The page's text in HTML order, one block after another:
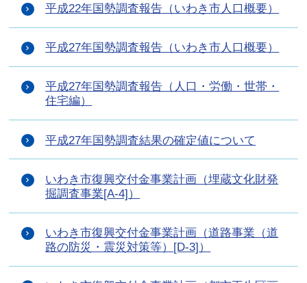
平成22年国勢調査報告（いわき市人口概要）
平成27年国勢調査報告（いわき市人口概要）
平成27年国勢調査報告（人口・労働・世帯・
住宅編）
平成27年国勢調査結果の確定値について
いわき市復興交付金事業計画（埋蔵文化財発
掘調査事業[A-4]）
いわき市復興交付金事業計画（道路事業（道
路の防災・震災対策等）[D-3]）